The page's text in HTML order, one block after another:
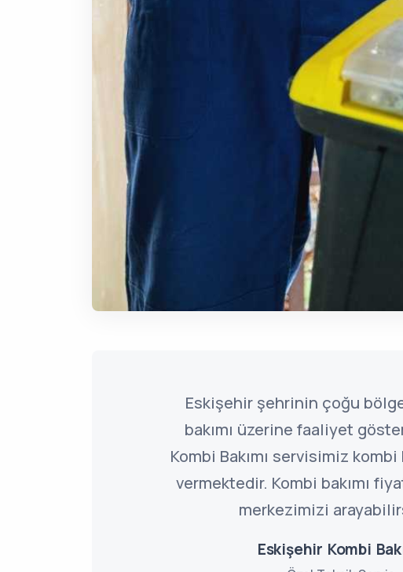
Eskişehir şehrinin çoğu
bakımı üzerine faaliyet
Kombi Bakımı servisimiz kombi
vermektedir. Kombi bakımı
merkezimizi
Eskişehir Kombi